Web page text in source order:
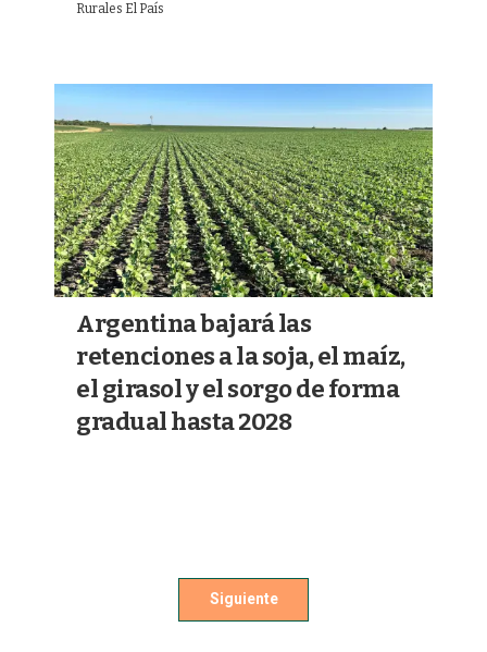
Rurales El País
Argentina bajará las
retenciones a la soja, el maíz,
el girasol y el sorgo de forma
gradual hasta 2028
Siguiente